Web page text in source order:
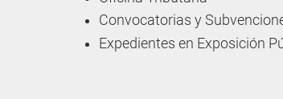
Convocatorias y
Expedientes en Exposición